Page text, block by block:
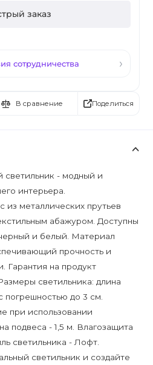
заказ
сотрудничества
В сравнение Поделиться
- модный и
интерьера.
из металлических прутьев
абажуром. Доступны
и белый. Материал
прочность и
Гарантия на продукт
светильника: длина
до 3 см.
при использовании
подвеса - 1,5 м. Влагозащита
светильника - Лофт.
светильник и создайте